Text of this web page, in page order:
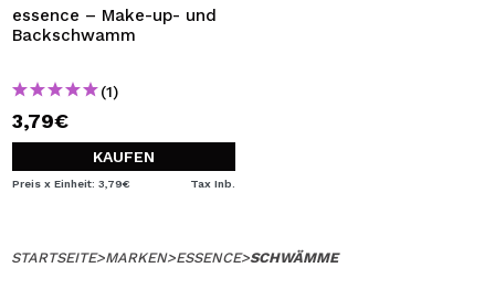
essence – Make-up- und
Backschwamm
(1)
3,79€
KAUFEN
Preis x Einheit: 3,79€ Tax Inb.
STARTSEITE>MARKEN>ESSENCE>SCHWÄMME